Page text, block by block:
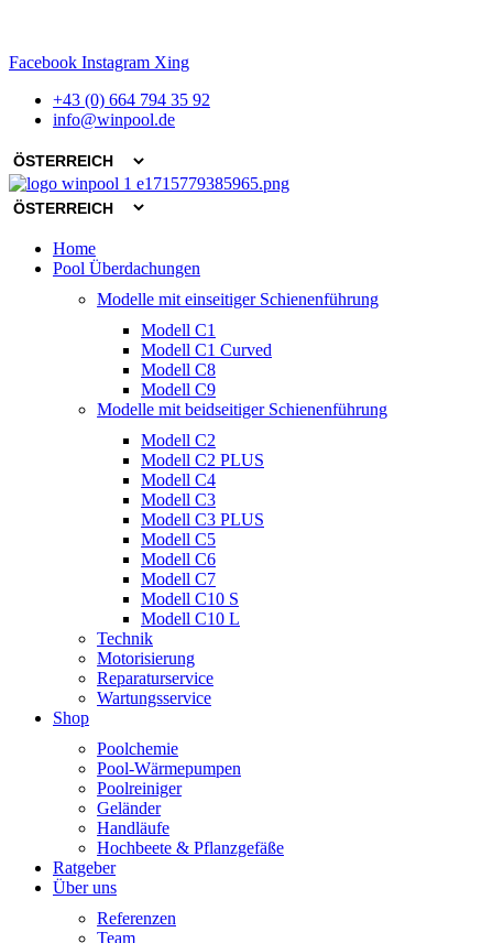
Zum
springen
Facebook Instagram Xing
+43 (0) 664 794 35 92
info@winpool.de
Main
Menu
Home
Pool Überdachungen
Modelle mit einseitiger Schienenführung
Modell C1
Modell C1 Curved
Modell C8
Modell C9
Modelle mit beidseitiger Schienenführung
Modell C2
Modell C2 PLUS
Modell C4
Modell C3
Modell C3 PLUS
Modell C5
Modell C6
Modell C7
Modell C10 S
Modell C10 L
Technik
Motorisierung
Reparaturservice
Wartungsservice
Shop
Poolchemie
Pool-Wärmepumpen
Poolreiniger
Geländer
Handläufe
Hochbeete & Pflanzgefäße
Ratgeber
Über uns
Referenzen
Team